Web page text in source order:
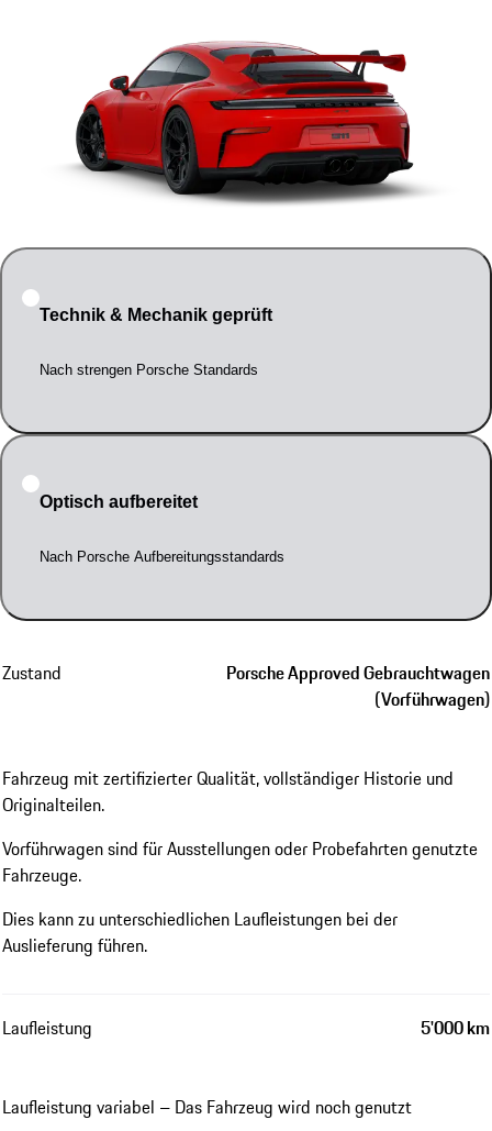
Technik & Mechanik geprüft
Nach strengen Porsche Standards
Optisch aufbereitet
Nach Porsche Aufbereitungsstandards
Zustand
Porsche Approved Gebrauchtwagen
(Vorführwagen)
Fahrzeug mit zertifizierter Qualität, vollständiger Historie und
Originalteilen.
Vorführwagen sind für Ausstellungen oder Probefahrten genutzte
Fahrzeuge.
Dies kann zu unterschiedlichen Laufleistungen bei der
Auslieferung führen.
Laufleistung 5'000 km
Laufleistung variabel – Das Fahrzeug wird noch genutzt